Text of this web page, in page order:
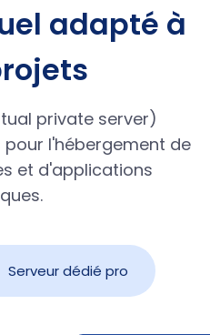
adapté à
private server)
l'hébergement de
et d'applications
Serveur dédié pro